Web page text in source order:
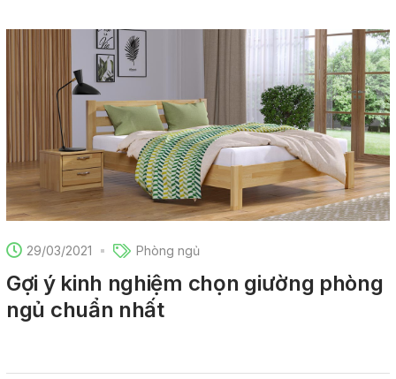
29/03/2021 Phòng ngủ
Gợi ý kinh nghiệm chọn giường phòng
ngủ chuẩn nhất